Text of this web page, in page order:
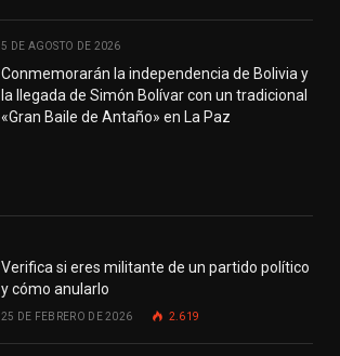
5 DE AGOSTO DE 2026
Conmemorarán la independencia de Bolivia y
la llegada de Simón Bolívar con un tradicional
«Gran Baile de Antaño» en La Paz
Verifica si eres militante de un partido político
y cómo anularlo
25 DE FEBRERO DE 2026 2.619